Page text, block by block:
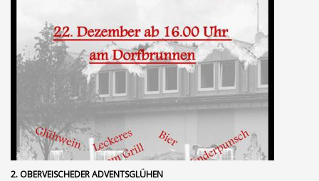
2. OBERVEISCHEDER ADVENTSGLÜHEN